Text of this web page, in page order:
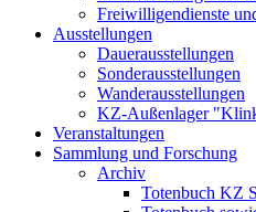
Freiwilligendienste
Ausstellungen
Dauerausstellungen
Sonderausstellungen
Wanderausstellungen
KZ-Außenlager
Veranstaltungen
Sammlung und Forschung
Archiv
Totenbuch KZ